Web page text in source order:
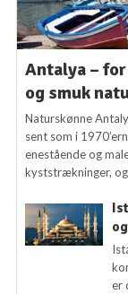
Antalya –
og smuk
Naturskønne
sent som i
enestående og
kyststrækninger,
er